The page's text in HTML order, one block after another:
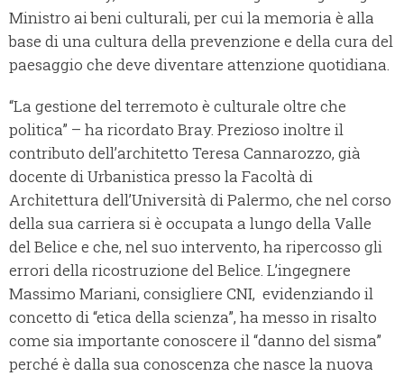
Ministro ai beni culturali, per cui la memoria è alla
base di una cultura della prevenzione e della cura del
paesaggio che deve diventare attenzione quotidiana.
“La gestione del terremoto è culturale oltre che
politica” – ha ricordato Bray. Prezioso inoltre il
contributo dell’architetto Teresa Cannarozzo, già
docente di Urbanistica presso la Facoltà di
Architettura dell’Università di Palermo, che nel corso
della sua carriera si è occupata a lungo della Valle
del Belice e che, nel suo intervento, ha ripercosso gli
errori della ricostruzione del Belice. L’ingegnere
Massimo Mariani, consigliere CNI, evidenziando il
concetto di “etica della scienza”, ha messo in risalto
come sia importante conoscere il “danno del sisma”
perché è dalla sua conoscenza che nasce la nuova